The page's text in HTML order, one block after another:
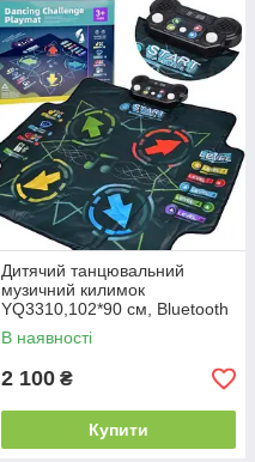
Дитячий танцювальний
музичний килимок
YQ3310,102*90 см, Bluetooth
В наявності
2 100 ₴
Купити